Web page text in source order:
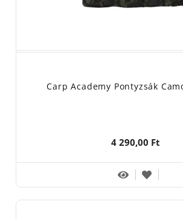
Carp Academy Pontyzsák
4 290,00 Ft